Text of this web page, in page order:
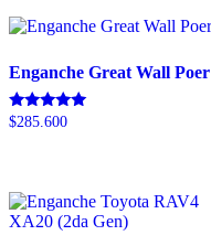
Enganche Great Wall Poer
Valorado
$285.600